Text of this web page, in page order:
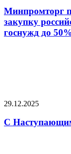
Минпромторг
закупку
госнужд до
29.12.2025
С